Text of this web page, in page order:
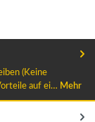
(Keine
auf ei… Mehr